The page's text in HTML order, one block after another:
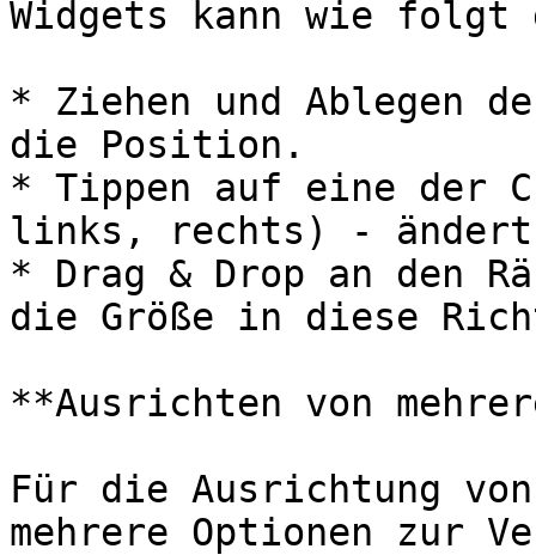
Widgets kann wie folgt
* Ziehen und Ablegen
die Position.
* Tippen auf eine der
links, rechts) -
* Drag & Drop an den
die Größe in diese
**Ausrichten von
Für die Ausrichtung
mehrere Optionen zur